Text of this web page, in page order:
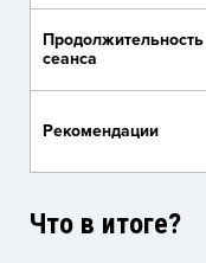
Продолжительность
сеанса
Рекомендации
Что в итоге?